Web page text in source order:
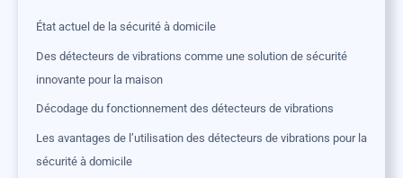
État actuel de la sécurité à domicile
Des détecteurs de vibrations comme une solution de sécurité
innovante pour la maison
Décodage du fonctionnement des détecteurs de vibrations
Les avantages de l’utilisation des détecteurs de vibrations pour la
sécurité à domicile